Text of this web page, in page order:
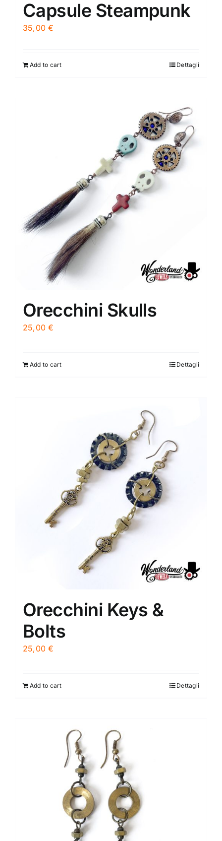
Capsule Steampunk
35,00€
Add to cart Dettagli
Orecchini Skulls
25,00€
Add to cart Dettagli
Orecchini Keys &
Bolts
25,00€
Add to cart Dettagli